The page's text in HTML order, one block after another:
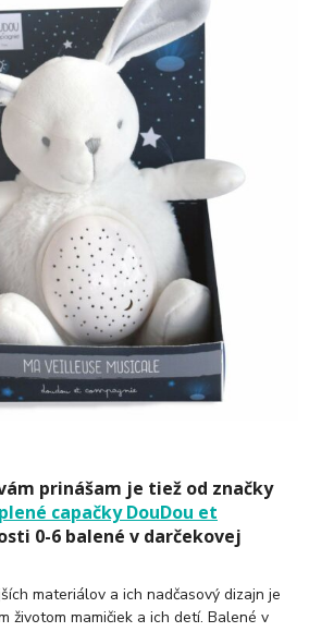
prinášam je tiež od značky
capačky DouDou et
0-6 balené v darčekovej
materiálov a ich nadčasový dizajn je
životom mamičiek a ich detí. Balené v